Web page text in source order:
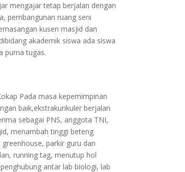
mengajar tetap berjalan dengan
pembangunan ruang seni
kusen masjid dan
akademik siswa ada siswa
purna tugas.
Pada masa kepemimpinan
baik,ekstrakurikuler berjalan
sebagai PNS, anggota TNI,
menambah tinggi beteng
parkir guru dan
running tag, menutup hol
antar lab biologi, lab